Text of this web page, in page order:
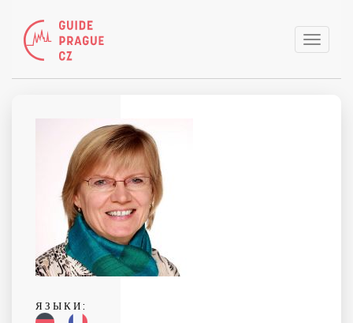
Toggle
ЯЗЫКИ: